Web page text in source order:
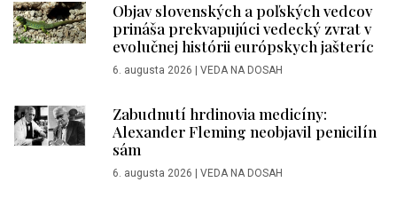
Objav slovenských a poľských vedcov
prináša prekvapujúci vedecký zvrat v
evolučnej histórii európskych jašteríc
6. augusta 2026 VEDA NA DOSAH
Zabudnutí hrdinovia medicíny:
Alexander Fleming neobjavil penicilín
sám
6. augusta 2026 VEDA NA DOSAH